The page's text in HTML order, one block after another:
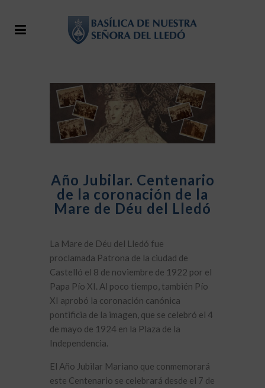
Año Jubilar. Centenario
de la coronación de la
Mare de Déu del Lledó
La Mare de Déu del Lledó fue
proclamada Patrona de la ciudad de
Castelló el 8 de noviembre de 1922 por el
Papa Pío XI. Al poco tiempo, también Pío
XI aprobó la coronación canónica
pontificia de la imagen, que se celebró el 4
de mayo de 1924 en la Plaza de la
Independencia.
El Año Jubilar Mariano que conmemorará
este Centenario se celebrará desde el 7 de